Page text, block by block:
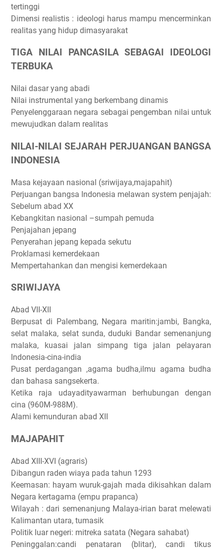
tertinggi
Dimensi realistis : ideologi harus mampu mencerminkan
realitas yang hidup dimasyarakat
TIGA NILAI PANCASILA SEBAGAI IDEOLOGI
TERBUKA
Nilai dasar yang abadi
Nilai instrumental yang berkembang dinamis
Penyelenggaraan negara sebagai pengemban nilai untuk
mewujudkan dalam realitas
NILAI-NILAI SEJARAH PERJUANGAN BANGSA
INDONESIA
Masa kejayaan nasional (sriwijaya,majapahit)
Perjuangan bangsa Indonesia melawan system penjajah:
Sebelum abad XX
Kebangkitan nasional –sumpah pemuda
Penjajahan jepang
Penyerahan jepang kepada sekutu
Proklamasi kemerdekaan
Mempertahankan dan mengisi kemerdekaan
SRIWIJAYA
Abad VII-XII
Berpusat di Palembang, Negara maritin:jambi, Bangka,
selat malaka, selat sunda, duduki Bandar semenanjung
malaka, kuasai jalan simpang tiga jalan pelayaran
Indonesia-cina-india
Pusat perdagangan ,agama budha,ilmu agama budha
dan bahasa sangsekerta.
Ketika raja udayadityawarman berhubungan dengan
cina (960M-988M).
Alami kemunduran abad XII
MAJAPAHIT
Abad XIII-XVI (agraris)
Dibangun raden wiaya pada tahun 1293
Keemasan: hayam wuruk-gajah mada dikisahkan dalam
Negara kertagama (empu prapanca)
Wilayah : dari semenanjung Malaya-irian barat melewati
Kalimantan utara, tumasik
Politik luar negeri: mitreka satata (Negara sahabat)
Peninggalan:candi penataran (blitar), candi tikus